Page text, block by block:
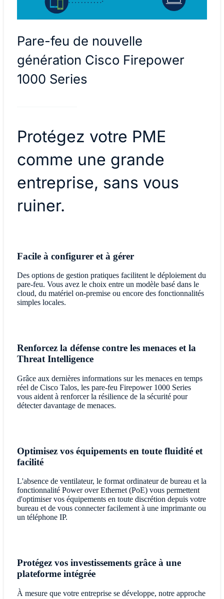
Pare-feu de nouvelle
génération Cisco Firepower
1000 Series
Protégez votre PME
comme une grande
entreprise, sans vous
ruiner.
Facile à configurer et à gérer
Des options de gestion pratiques facilitent le déploiement du
pare-feu. Vous avez le choix entre un modèle basé dans le
cloud, du matériel on-premise ou encore des fonctionnalités
simples locales.
Renforcez la défense contre les menaces et la
Threat Intelligence
Grâce aux dernières informations sur les menaces en temps
réel de Cisco Talos, les pare-feu Firepower 1000 Series
vous aident à renforcer la résilience de la sécurité pour
détecter davantage de menaces.
Optimisez vos équipements en toute fluidité et
facilité
L'absence de ventilateur, le format ordinateur de bureau et la
fonctionnalité Power over Ethernet (PoE) vous permettent
d'optimiser vos équipements en toute discrétion depuis votre
bureau et de vous connecter facilement à une imprimante ou
un téléphone IP.
Protégez vos investissements grâce à une
plateforme intégrée
À mesure que votre entreprise se développe, notre approche